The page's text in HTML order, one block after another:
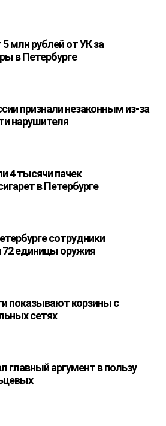
млн рублей от УК за
в Петербурге
признали незаконным из-за
нарушителя
4 тысячи пачек
в Петербурге
сотрудники
72 единицы оружия
показывают корзины с
сетях
главный аргумент в пользу